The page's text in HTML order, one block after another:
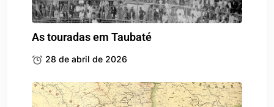
As touradas em Taubaté
28 de abril de 2026